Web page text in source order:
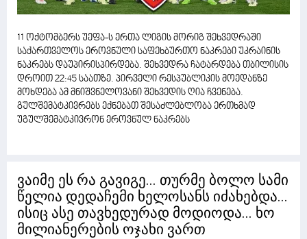
11 ოქტომბერს უეფა-ს ერთა ლიგის მორიგ შეხვედრაში
საქართველოს ეროვნული საფეხბურთო ნაკრები უკრაინის
ნაკრებს დაუპირისპირდება. შეხვედრა ჩატარდება თბილისის
დროით 22:45 საათზე. პირველი რესპუბლიკის მოედანზე
მოხდება ამ მნიშვნელოვანი შეხვედის ღია ჩვენება.
გულშემატკივრებს ექნებათ შესაძლებლობა ერთხმად
უგულშემატკივრონ ეროვნულ ნაკრებს
ვაიმე ეს რა გავიგე... თურმე ბოლო სამი
წელია დედაჩემი ხელოსანს იძახებდა...
ისიც ასე თავხედურად მოდიოდა... ხო
მილიანერების ოჯახი ვართ